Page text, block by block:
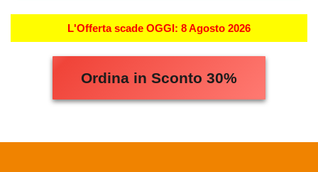
L'Offerta scade OGGI: 8 Agosto 2026
Ordina in Sconto 30%